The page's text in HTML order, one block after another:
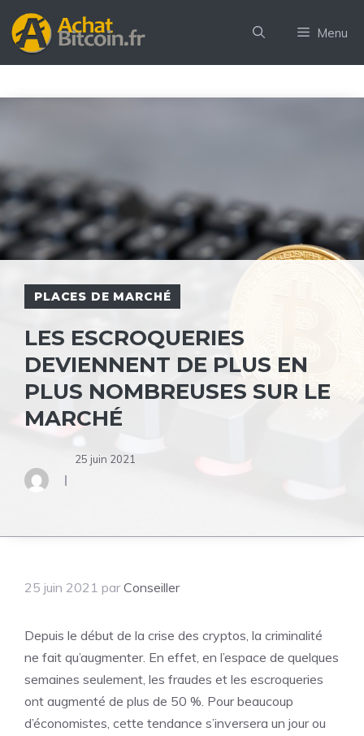
Aller
au
contenu
Menu
PLACES DE MARCHÉ
LES ESCROQUERIES
DEVIENNENT DE PLUS EN
PLUS NOMBREUSES SUR LE
MARCHÉ
25 juin 2021
25 juin 2021 par Conseiller
Depuis le début de la crise des cryptos, la criminalité
ne fait qu’augmenter. En effet, en l’espace de quelques
semaines seulement, les fraudes et les escroqueries
ont augmenté de plus de 50 %. Pour beaucoup
d’économistes, cette tendance s’inversera un jour ou